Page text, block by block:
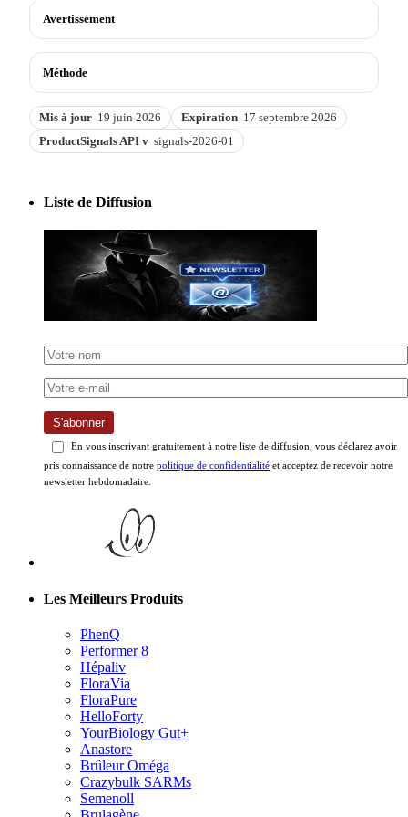
Avertissement
Méthode
Mis à jour 19 juin 2026 Expiration 17 septembre 2026
ProductSignals API v signals-2026-01
Liste de Diffusion
S'abonner
En vous inscrivant gratuitement à notre liste de diffusion, vous déclarez avoir
pris connaissance de notre politique de confidentialité et acceptez de recevoir notre
newsletter hebdomadaire.
Les Meilleurs Produits
PhenQ
Performer 8
Hépaliv
FloraVia
FloraPure
HelloForty
YourBiology Gut+
Anastore
Brûleur Oméga
Crazybulk SARMs
Semenoll